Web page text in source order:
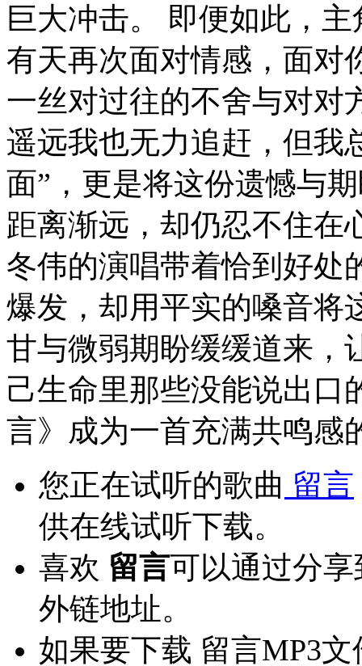
巨大冲击。 即便如此，
有天再次面对情感，面对
一丝对过往的不舍与对对
遥远我也无力追赶，但我
面”，更是将这份遗憾与
距离渐远，却仍忍不住在
冬伟的演唱带着恰到好处
爆发，却用平实的嗓音将
甘与微弱期盼缓缓道来，
己生命里那些没能说出口
言》成为一首充满共鸣感
您正在试听的歌曲 留言
供在线试听下载。
喜欢 留言可以通过分
外链地址。
如果要下载 留言MP3